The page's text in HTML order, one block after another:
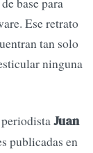
Ese retrato
tan solo
ninguna
Juan
publicadas en